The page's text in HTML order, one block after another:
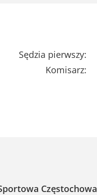
Sędzia pierwszy:
Komisarz:
Częstochowa